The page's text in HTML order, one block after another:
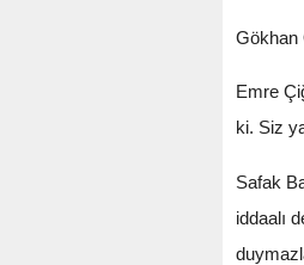
Gökhan
Emre
ki. Siz
Safak
iddaalı